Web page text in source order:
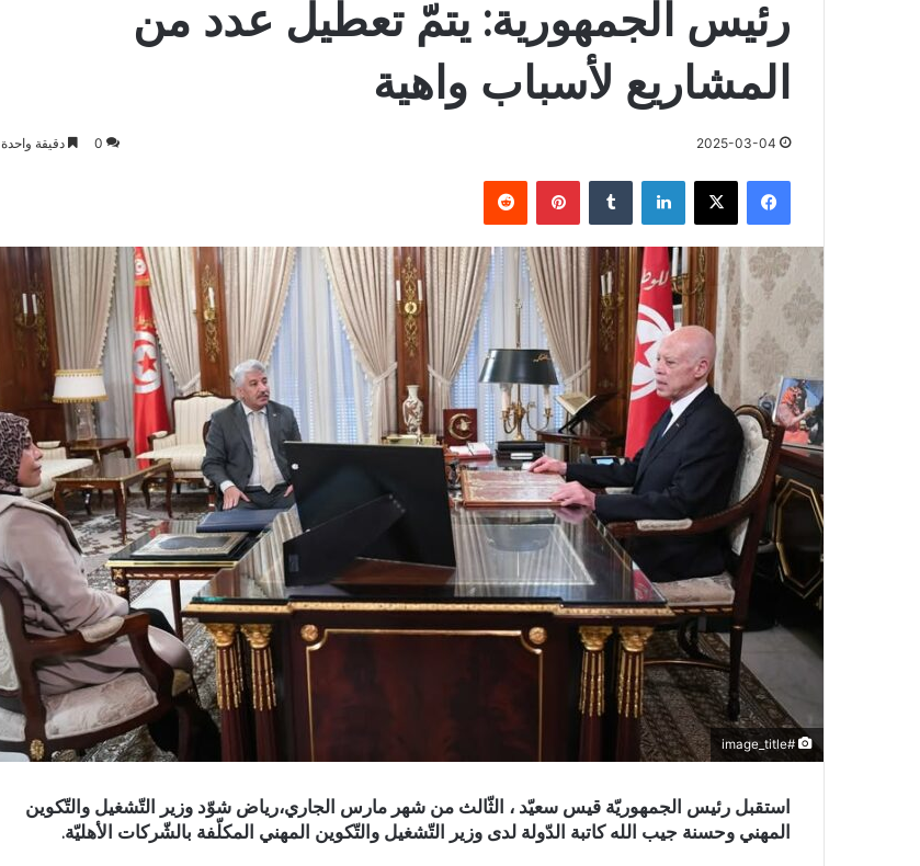
رئيس الجمهورية: يتمّ تعطيل عدد من
المشاريع لأسباب واهية
2025-03-04
0 دقيقة واحدة
فيسبوك X لينكدإن بينتيريست
#image_title
استقبل رئيس الجمهوريّة قيس سعيّد ، الثّالث من شهر مارس الجاري،رياض شوّد وزير التّشغيل والتّكوين
المهني وحسنة جيب الله كاتبة الدّولة لدى وزير التّشغيل والتّكوين المهني المكلّفة بالشّركات الأهليّة.